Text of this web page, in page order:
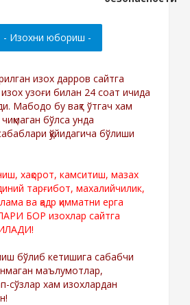
изох дарров сайтга
узоғи билан 24 соат ичида
Мабодо бу вақт ўтгач хам
бўлса унда
қўйидагича бўлиши
хақорот, камситиш, мазах
тарғибот, махалийчилик,
ва қадр қимматни ерга
БОР изохлар сайтга
бўлиб кетишига сабабчи
маълумотлар,
сўзлар хам изохлардан